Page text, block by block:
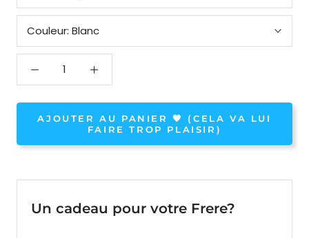
Couleur: Blanc
AJOUTER AU PANIER 🧡 (CELA VA LUI
FAIRE TROP PLAISIR)
Un cadeau pour votre Frere?